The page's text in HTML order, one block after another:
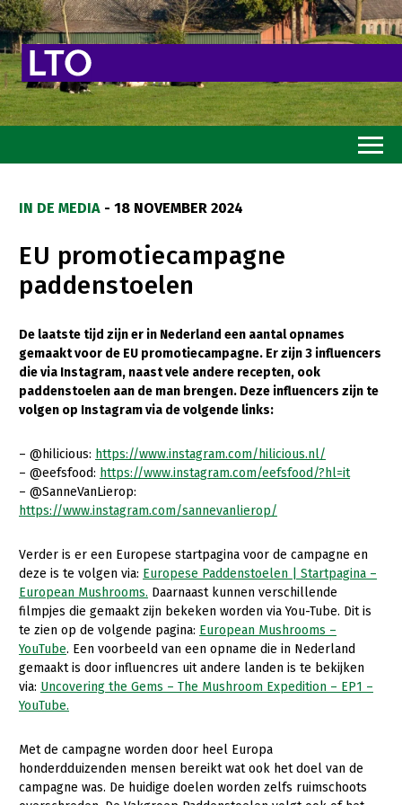
Goed eten
Mooi groen
Sterk ondernemerschap
Transitiepaden
Thema’s
Gezonde dieren
Natuur, klimaat en energie
Platteland en omgeving
Mens, ondernemerschap en onderwijs
Internationaal
Sectoren
Dier
Geitenhouderij
Kalverhouderij
Akkerbouw
Biologische Landbouw
Multifunctionele landbouw
Multifunctioneel
IN DE MEDIA - 18 NOVEMBER 2024
EU promotiecampagne
paddenstoelen
De laatste tijd zijn er in Nederland een aantal opnames
gemaakt voor de EU promotiecampagne. Er zijn 3 influencers
die via Instagram, naast vele andere recepten, ook
paddenstoelen aan de man brengen. Deze influencers zijn te
volgen op Instagram via de volgende links:
– @hilicious: https://www.instagram.com/hilicious.nl/
– @eefsfood: https://www.instagram.com/eefsfood/?hl=it
– @SanneVanLierop:
https://www.instagram.com/sannevanlierop/
Verder is er een Europese startpagina voor de campagne en
deze is te volgen via: Europese Paddenstoelen | Startpagina –
European Mushrooms. Daarnaast kunnen verschillende
filmpjes die gemaakt zijn bekeken worden via You-Tube. Dit is
te zien op de volgende pagina: European Mushrooms –
YouTube. Een voorbeeld van een opname die in Nederland
gemaakt is door influencres uit andere landen is te bekijken
via: Uncovering the Gems – The Mushroom Expedition – EP1 –
YouTube.
Met de campagne worden door heel Europa
honderdduizenden mensen bereikt wat ook het doel van de
campagne was. De huidige doelen worden zelfs ruimschoots